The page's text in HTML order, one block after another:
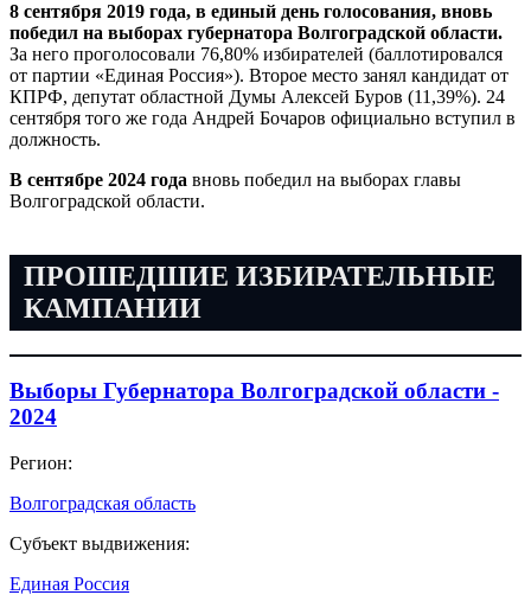
8 сентября 2019 года, в единый день голосования, вновь
победил на выборах губернатора Волгоградской области.
За него проголосовали 76,80% избирателей (баллотировался
от партии «Единая Россия»). Второе место занял кандидат от
КПРФ, депутат областной Думы Алексей Буров (11,39%). 24
сентября того же года Андрей Бочаров официально вступил в
должность.
В сентябре 2024 года вновь победил на выборах главы
Волгоградской области.
ПРОШЕДШИЕ ИЗБИРАТЕЛЬНЫЕ
КАМПАНИИ
Выборы Губернатора Волгоградской области -
2024
Регион:
Волгоградская область
Субъект выдвижения:
Единая Россия